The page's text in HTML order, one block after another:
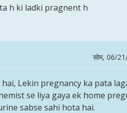
h ki ladki pragnent h
सोम, 06/
Lekin pregnancy ka pata
se liya gaya ek home
sabse sahi hota hai.